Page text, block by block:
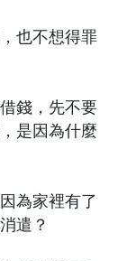
也不想得罪
錢，先不要
是因為什麼
為家裡有了
遣？